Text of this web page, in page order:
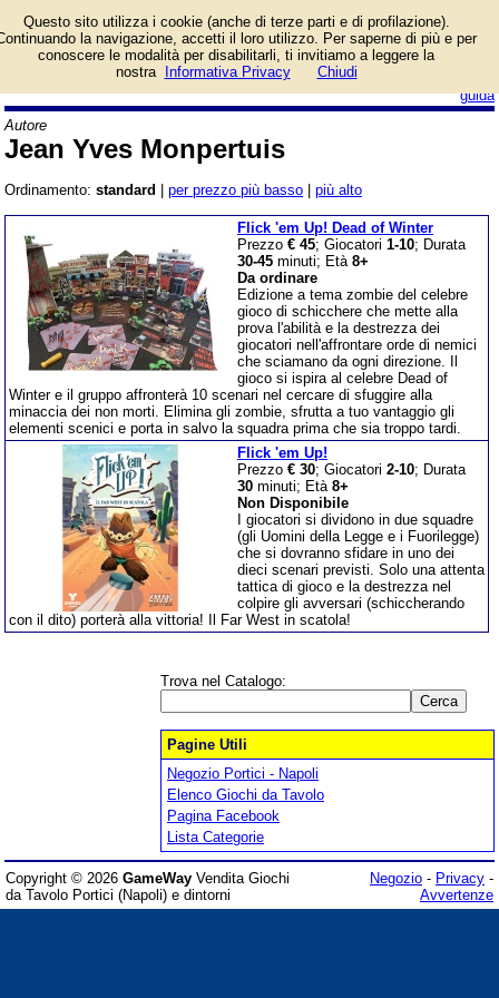
guida
Lista giochi da tavolo
dell'autore Jean Yves
Monpertuis.
Autore
Jean Yves Monpertuis
Ordinamento: standard per prezzo più basso più alto
Flick 'em Up! Dead of Winter
Prezzo € 45; Giocatori 1-10; Durata
30-45 minuti; Età 8+
Da ordinare
Edizione a tema zombie del celebre
gioco di schicchere che mette alla
prova l'abilità e la destrezza dei
giocatori nell'affrontare orde di nemici
che sciamano da ogni direzione. Il
gioco si ispira al celebre Dead of
Winter e il gruppo affronterà 10 scenari nel cercare di sfuggire alla
minaccia dei non morti. Elimina gli zombie, sfrutta a tuo vantaggio gli
elementi scenici e porta in salvo la squadra prima che sia troppo tardi.
Flick 'em Up!
Prezzo € 30; Giocatori 2-10; Durata
30 minuti; Età 8+
Non Disponibile
I giocatori si dividono in due squadre
(gli Uomini della Legge e i Fuorilegge)
che si dovranno sfidare in uno dei
dieci scenari previsti. Solo una attenta
tattica di gioco e la destrezza nel
colpire gli avversari (schiccherando
con il dito) porterà alla vittoria! Il Far West in scatola!
Trova nel Catalogo:
Pagine Utili
Negozio Portici - Napoli
Elenco Giochi da Tavolo
Pagina Facebook
Lista Categorie
Copyright © 2026 GameWay Vendita Giochi
da Tavolo Portici (Napoli) e dintorni
Negozio - Privacy -
Avvertenze
Questo sito utilizza i cookie (anche di terze parti e di profilazione).
la navigazione, accetti il loro utilizzo. Per saperne di più e per
conoscere le modalità per disabilitarli, ti invitiamo a leggere la
nostra
Informativa Privacy Chiudi